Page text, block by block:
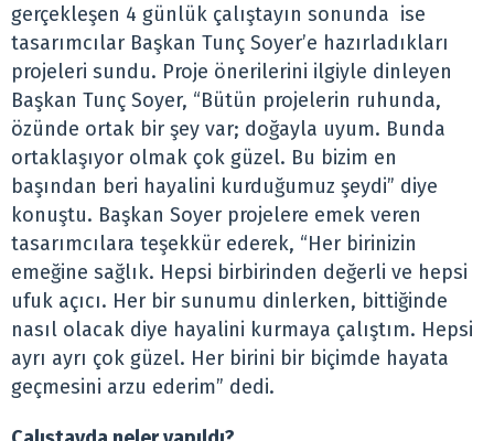
gerçekleşen 4 günlük çalıştayın sonunda ise
tasarımcılar Başkan Tunç Soyer’e hazırladıkları
projeleri sundu. Proje önerilerini ilgiyle dinleyen
Başkan Tunç Soyer, “Bütün projelerin ruhunda,
özünde ortak bir şey var; doğayla uyum. Bunda
ortaklaşıyor olmak çok güzel. Bu bizim en
başından beri hayalini kurduğumuz şeydi” diye
konuştu. Başkan Soyer projelere emek veren
tasarımcılara teşekkür ederek, “Her birinizin
emeğine sağlık. Hepsi birbirinden değerli ve hepsi
ufuk açıcı. Her bir sunumu dinlerken, bittiğinde
nasıl olacak diye hayalini kurmaya çalıştım. Hepsi
ayrı ayrı çok güzel. Her birini bir biçimde hayata
geçmesini arzu ederim” dedi.